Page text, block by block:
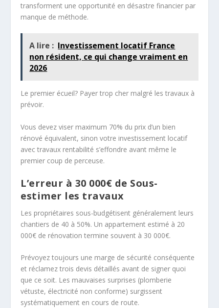
transforment une opportunité en désastre financier par
manque de méthode.
A lire : Investissement locatif France
non résident, ce qui change vraiment en
2026
Le premier écueil? Payer trop cher malgré les travaux à
prévoir.
Vous devez viser maximum 70% du prix d’un bien
rénové équivalent, sinon votre investissement locatif
avec travaux rentabilité s’effondre avant même le
premier coup de perceuse.
L’erreur à 30 000€ de Sous-
estimer les travaux
Les propriétaires sous-budgétisent généralement leurs
chantiers de 40 à 50%. Un appartement estimé à 20
000€ de rénovation termine souvent à 30 000€.
Prévoyez toujours une marge de sécurité conséquente
et réclamez trois devis détaillés avant de signer quoi
que ce soit. Les mauvaises surprises (plomberie
vétuste, électricité non conforme) surgissent
systématiquement en cours de route.